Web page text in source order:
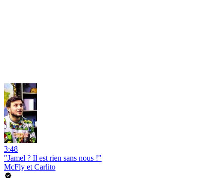
3:48
"Jamel ? Il est rien sans nous !"
McFly et Carlito